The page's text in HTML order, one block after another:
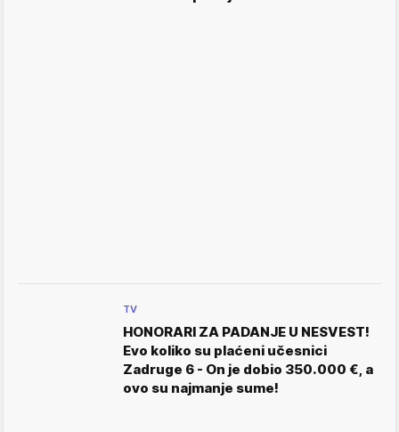
TV
HONORARI ZA PADANJE U NESVEST!
Evo koliko su plaćeni učesnici
Zadruge 6 - On je dobio 350.000 €, a
ovo su najmanje sume!